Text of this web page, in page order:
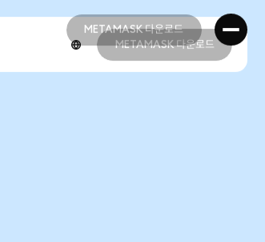
METAMASK 다운로드
METAMASK 다운로드
METAMASK 다운로드